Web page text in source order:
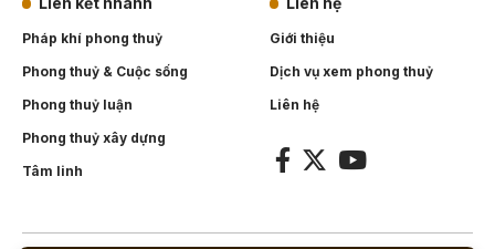
Pháp khí phong thuỷ
Phong thuỷ & Cuộc sống
Phong thuỷ luận
Phong thuỷ xây dựng
Tâm linh
Giới thiệu
Dịch vụ xem phong thuỷ
Liên hệ